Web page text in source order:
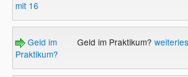
mit 16
Geld im
Praktikum?
Geld im Praktikum?